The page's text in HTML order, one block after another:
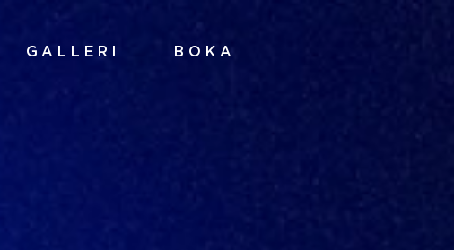
GALLERI BOKA